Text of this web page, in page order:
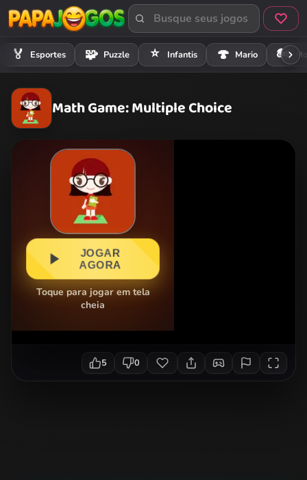
🏅 Esportes 🧩 Puzzle ⭐ Infantis 🍄 Mario 🏍️
Math Game: Multiple Choice
JOGAR
AGORA
Toque para jogar em tela
cheia
5 0